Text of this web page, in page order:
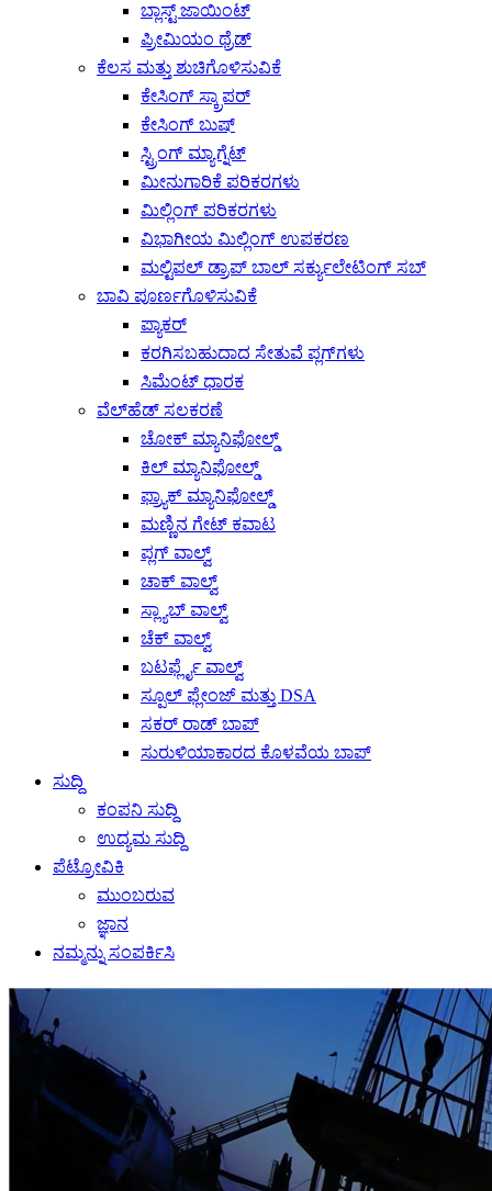
ಬ್ಲಾಸ್ಟ್ ಜಾಯಿಂಟ್
ಪ್ರೀಮಿಯಂ ಥ್ರೆಡ್
ಕೆಲಸ ಮತ್ತು ಶುಚಿಗೊಳಿಸುವಿಕೆ
ಕೇಸಿಂಗ್ ಸ್ಕ್ರಾಪರ್
ಕೇಸಿಂಗ್ ಬುಷ್
ಸ್ಟ್ರಿಂಗ್ ಮ್ಯಾಗ್ನೆಟ್
ಮೀನುಗಾರಿಕೆ ಪರಿಕರಗಳು
ಮಿಲ್ಲಿಂಗ್ ಪರಿಕರಗಳು
ವಿಭಾಗೀಯ ಮಿಲ್ಲಿಂಗ್ ಉಪಕರಣ
ಮಲ್ಟಿಪಲ್ ಡ್ರಾಪ್ ಬಾಲ್ ಸರ್ಕ್ಯುಲೇಟಿಂಗ್ ಸಬ್
ಬಾವಿ ಪೂರ್ಣಗೊಳಿಸುವಿಕೆ
ಪ್ಯಾಕರ್
ಕರಗಿಸಬಹುದಾದ ಸೇತುವೆ ಪ್ಲಗ್‌ಗಳು
ಸಿಮೆಂಟ್ ಧಾರಕ
ವೆಲ್‌ಹೆಡ್ ಸಲಕರಣೆ
ಚೋಕ್ ಮ್ಯಾನಿಫೋಲ್ಡ್
ಕಿಲ್ ಮ್ಯಾನಿಫೋಲ್ಡ್
ಫ್ರ್ಯಾಕ್ ಮ್ಯಾನಿಫೋಲ್ಡ್
ಮಣ್ಣಿನ ಗೇಟ್ ಕವಾಟ
ಪ್ಲಗ್ ವಾಲ್ವ್
ಚಾಕ್ ವಾಲ್ವ್
ಸ್ಲ್ಯಾಬ್ ವಾಲ್ವ್
ಚೆಕ್ ವಾಲ್ವ್
ಬಟರ್ಫ್ಲೈ ವಾಲ್ವ್
ಸ್ಪೂಲ್ ಫ್ಲೇಂಜ್ ಮತ್ತು DSA
ಸಕರ್ ರಾಡ್ ಬಾಪ್
ಸುರುಳಿಯಾಕಾರದ ಕೊಳವೆಯ ಬಾಪ್
ಸುದ್ದಿ
ಕಂಪನಿ ಸುದ್ದಿ
ಉದ್ಯಮ ಸುದ್ದಿ
ಪೆಟ್ರೋವಿಕಿ
ಮುಂಬರುವ
ಜ್ಞಾನ
ನಮ್ಮನ್ನು ಸಂಪರ್ಕಿಸಿ